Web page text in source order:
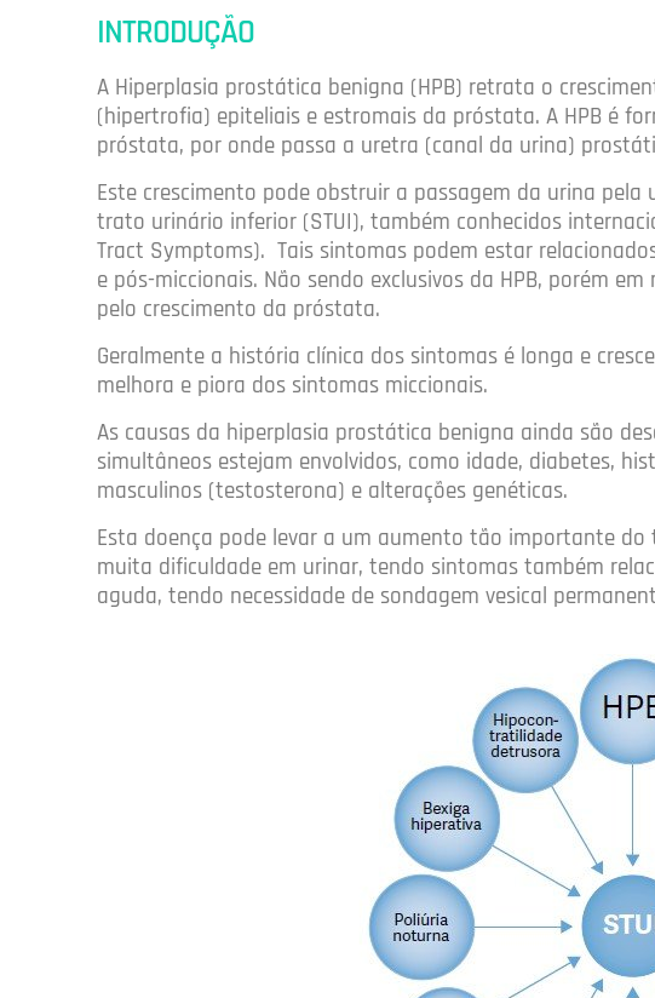
INTRODUÇÃO
A Hiperplasia prostática benigna (HPB) retrata o
(hipertrofia) epiteliais e estromais da próstata. A HPB é
próstata, por onde passa a uretra (canal da urina)
Este crescimento pode obstruir a passagem da urina
trato urinário inferior (STUI), também conhecidos
Tract Symptoms). Tais sintomas podem estar
e pós-miccionais. Não sendo exclusivos da HPB, porém
pelo crescimento da próstata.
Geralmente a história clínica dos sintomas é longa e
melhora e piora dos sintomas miccionais.
As causas da hiperplasia prostática benigna ainda são
simultâneos estejam envolvidos, como idade, diabetes,
masculinos (testosterona) e alterações genéticas.
Esta doença pode levar a um aumento tão importante
muita dificuldade em urinar, tendo sintomas também
aguda, tendo necessidade de sondagem vesical